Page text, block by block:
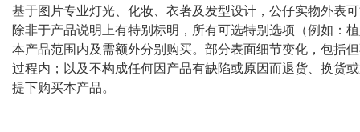
基于图片专业灯光、化妆、衣著及发型设计，公仔实物外表
除非于产品说明上有特别标明，所有可选特别选项（例如：
本产品范围内及需额外分别购买。部分表面细节变化，包括
过程内；以及不构成任何因产品有缺陷或原因而退货、换货
提下购买本产品。